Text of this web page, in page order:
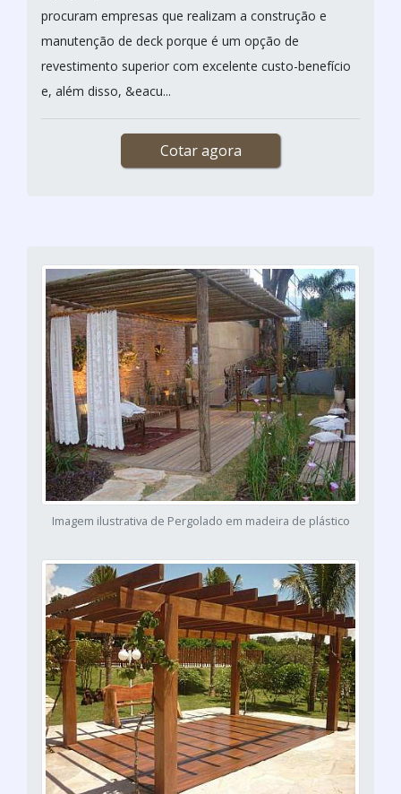
procuram empresas que realizam a construção e
manutenção de deck porque é um opção de
revestimento superior com excelente custo-benefício
e, além disso, &eacu...
Cotar agora
Imagem ilustrativa de Pergolado em madeira de plástico